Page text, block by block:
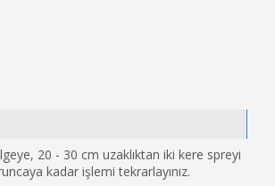
20 - 30 cm uzaklıktan iki kere spreyi
kadar işlemi tekrarlayınız.